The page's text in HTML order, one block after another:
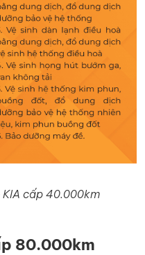
cấp 40.000km
80.000km